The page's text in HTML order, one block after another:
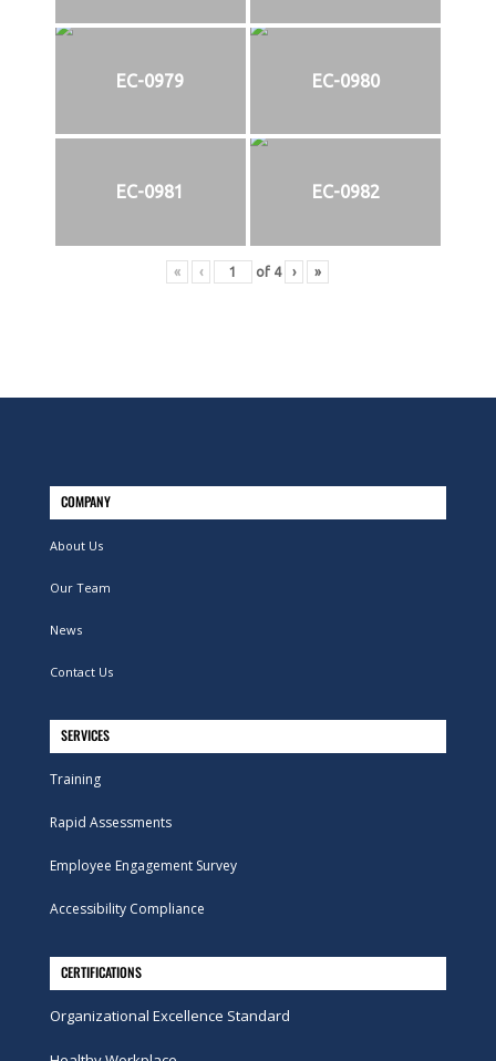
EC-0979 EC-0980
EC-0981 EC-0982
« ‹ of 4 › »
COMPANY
About Us
Our Team
News
Contact Us
SERVICES
Training
Rapid Assessments
Employee Engagement Survey
Accessibility Compliance
CERTIFICATIONS
Organizational Excellence Standard